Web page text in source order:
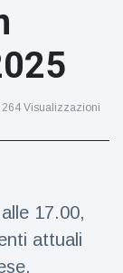
264 Visualizzazioni
17.00,
attuali